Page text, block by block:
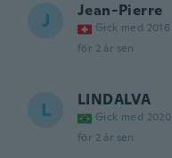
J Jean-Pierre
Gick med 2016
för 2 år sen
L LINDALVA
Gick med 2020
för 2 år sen